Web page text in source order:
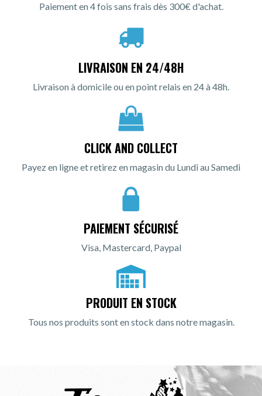
Paiement en 4 fois sans frais dès 300€ d'achat.
LIVRAISON EN 24/48H
Livraison à domicile ou en point relais en 24 à 48h.
CLICK AND COLLECT
Payez en ligne et retirez en magasin du Lundi au Samedi
PAIEMENT SÉCURISÉ
Visa, Mastercard, Paypal
PRODUIT EN STOCK
Tous nos produits sont en stock dans notre magasin.